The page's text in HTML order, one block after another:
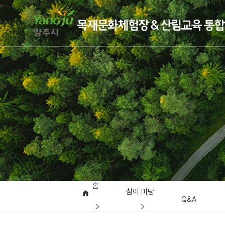
홈
참여 마당
Q&A